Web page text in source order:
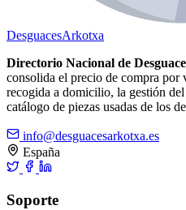
DesguacesArkotxa
Directorio Nacional de
consolida el precio de compra
recogida a domicilio, la gestión
catálogo de piezas usadas de los
info@desguacesarkotxa.es
España
Soporte